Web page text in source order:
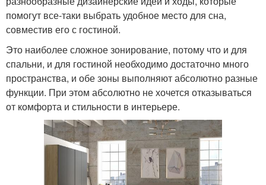
помогут все-таки выбрать удобное место для сна,
совместив его с гостиной.
Это наиболее сложное зонирование, потому что и для
спальни, и для гостиной необходимо достаточно много
пространства, и обе зоны выполняют абсолютно разные
функции. При этом абсолютно не хочется отказываться
от комфорта и стильности в интерьере.